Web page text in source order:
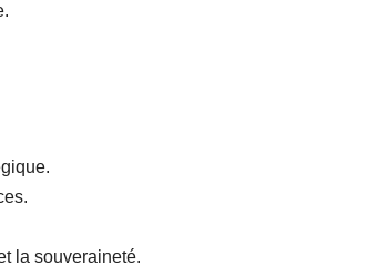
la souveraineté.